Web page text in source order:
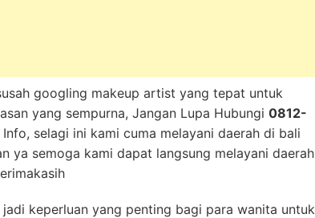
googling makeup artist yang tepat untuk
yang sempurna, Jangan Lupa Hubungi 0812-
Info, selagi ini kami cuma melayani daerah di bali
ya semoga kami dapat langsung melayani daerah
keperluan yang penting bagi para wanita untuk